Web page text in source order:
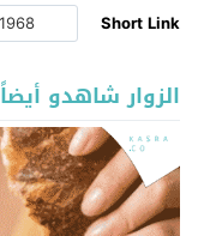
Short Link
الزوار شاهدو أيضاً